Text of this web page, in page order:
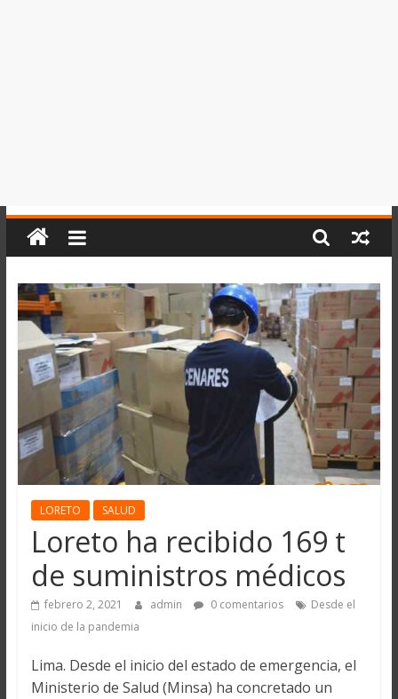
LORETO SALUD
Loreto ha recibido 169 t
de suministros médicos
febrero 2, 2021 admin 0 comentarios
Desde el
inicio de la pandemia
Lima. Desde el inicio del estado de emergencia, el
Ministerio de Salud (Minsa) ha concretado un